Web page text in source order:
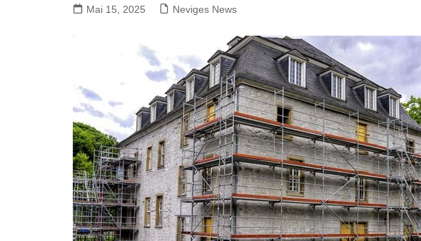
Hilden
Jüchen
Kaarst
Kleve
Krefeld
Mai 15, 2025 Neviges News